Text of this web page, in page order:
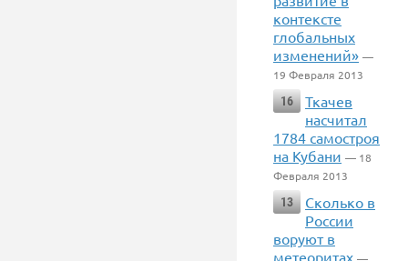
контексте
глобальных
изменений» —
19 Февраля 2013
16
Ткачев
насчитал
1784 самостроя
на Кубани — 18
Февраля 2013
13
Сколько в
России
воруют в
метеоритах